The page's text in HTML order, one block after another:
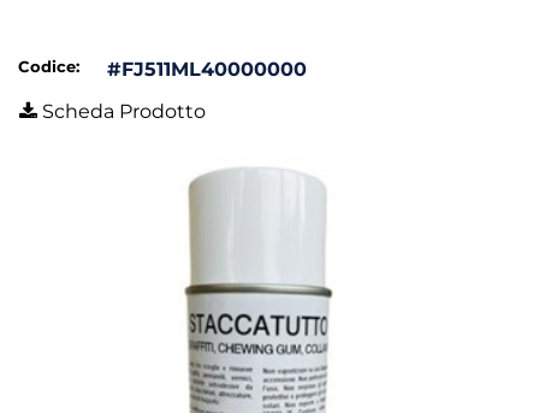
Codice:
#FJ511ML40000000
Scheda Prodotto